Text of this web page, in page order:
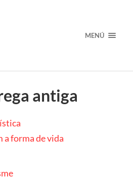
MENÚ
antiga
a forma de vida